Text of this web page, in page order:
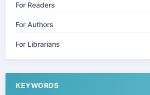
For Readers
For Authors
For Librarians
KEYWORDS